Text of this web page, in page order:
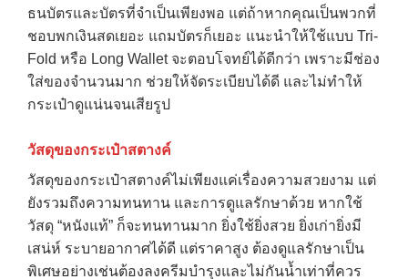
ธนบัตรและบัตรที่จำเป็นเพียงพอ แต่ถ้าหากคุณเป็นพวกที่
ชอบพกเงินสดเยอะ แถมบัตรก็เยอะ แนะนำให้ใช้แบบ Tri-
Fold หรือ Long Wallet จะตอบโจทย์ได้ดีกว่า เพราะมีช่อง
ใส่ของจำนวนมาก ช่วยให้จัดระเบียบได้ดี และไม่ทำให้
กระเป๋าดูแน่นจนเสียรูป
วัสดุของกระเป๋าสตางค์
วัสดุของกระเป๋าสตางค์ไม่เพียงแค่เรื่องความสวยงาม แต่
ยังรวมถึงความทนทาน และการดูแลรักษาด้วย หากใช้
วัสดุ “หนังแท้” ก็จะทนทานมาก ยิ่งใช้ยิ่งสวย ยิ่งเก่ายิ่งมี
เสน่ห์ ระบายอากาศได้ดี แต่ราคาสูง ต้องดูแลรักษาเป็น
พิเศษอย่างเช่นต้องลงครีมบำรุงและไม่กันน้ำเท่าที่ควร